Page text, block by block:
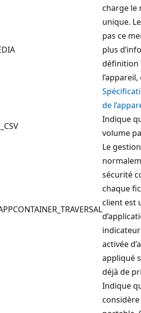
charge le
unique.
pas ce
plus
définition
de
Indique
volume
Le
sécurité
chaque
client est
activée
appliqué
déjà de
Indique
considère